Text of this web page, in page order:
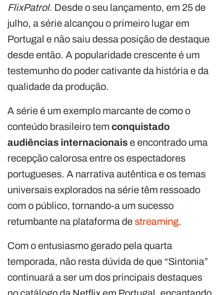
FlixPatrol. Desde o seu lançamento, em 25 de
julho, a série alcançou o primeiro lugar em
Portugal e não saiu dessa posição de destaque
desde então. A popularidade crescente é um
testemunho do poder cativante da história e da
qualidade da produção.
A série é um exemplo marcante de como o
conteúdo brasileiro tem conquistado
audiências internacionaise encontrado uma
recepção calorosa entre os espectadores
portugueses. A narrativa autêntica e os temas
universais explorados na série têm ressoado
com o público, tornando-a um sucesso
retumbante na plataforma destreaming.
Com o entusiasmo gerado pela quarta
temporada, não resta dúvida de que “Sintonia”
continuará a ser um dos principais destaques